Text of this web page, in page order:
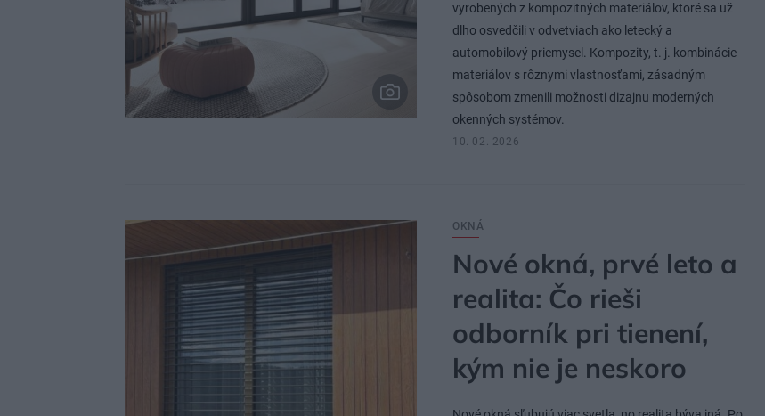
vyrobených z kompozitných materiálov, ktoré sa už
dlho osvedčili v odvetviach ako letecký a
automobilový priemysel. Kompozity, t. j. kombinácie
materiálov s rôznymi vlastnosťami, zásadným
spôsobom zmenili možnosti dizajnu moderných
okenných systémov.
10. 02. 2026
OKNÁ
Nové okná, prvé leto a
realita: Čo rieši
odborník pri tienení,
kým nie je neskoro